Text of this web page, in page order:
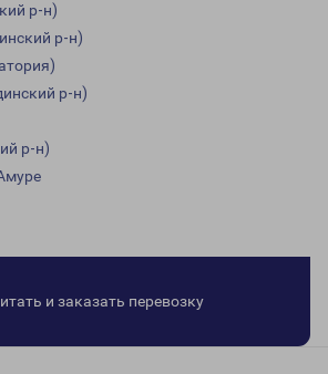
р-н)
р-н)
р-н)
р-н)
и заказать перевозку